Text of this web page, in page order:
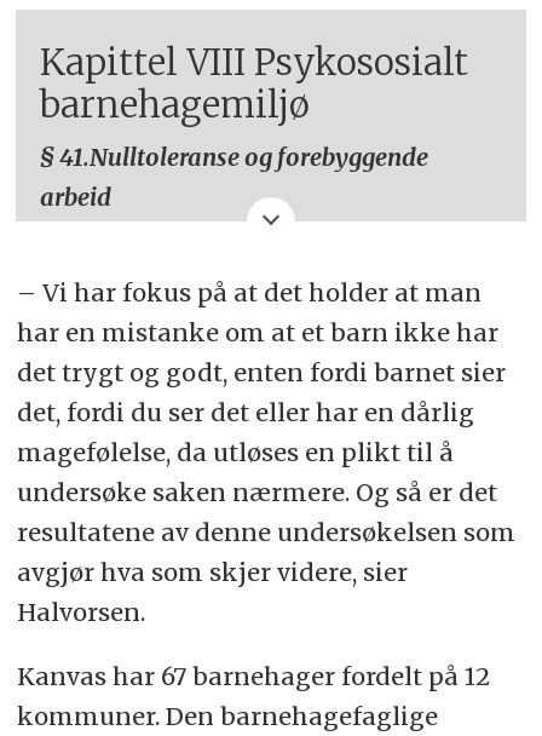
Kapittel VIII Psykososialt
barnehagemiljø
§ 41.Nulltoleranse og forebyggende
arbeid
krenkelser som for eksempel
utestenging, mobbing, vold,
diskriminering og trakassering. Alle
som arbeider i barnehagen, skal
gripe inn når et barn i barnehagen
utsettes for slike krenkelser.
Barnehagen skal forebygge tilfeller
hvor barn ikke har et trygt og godt
kontinuerlig for å fremme helsen,
trivselen, leken og læringen til barna.
– Vi har fokus på at det holder at man
har en mistanke om at et barn ikke har
det trygt og godt, enten fordi barnet sier
det, fordi du ser det eller har en dårlig
magefølelse, da utløses en plikt til å
undersøke saken nærmere. Og så er det
resultatene av denne undersøkelsen som
avgjør hva som skjer videre, sier
Halvorsen.
Kanvas har 67 barnehager fordelt på 12
kommuner. Den barnehagefaglige